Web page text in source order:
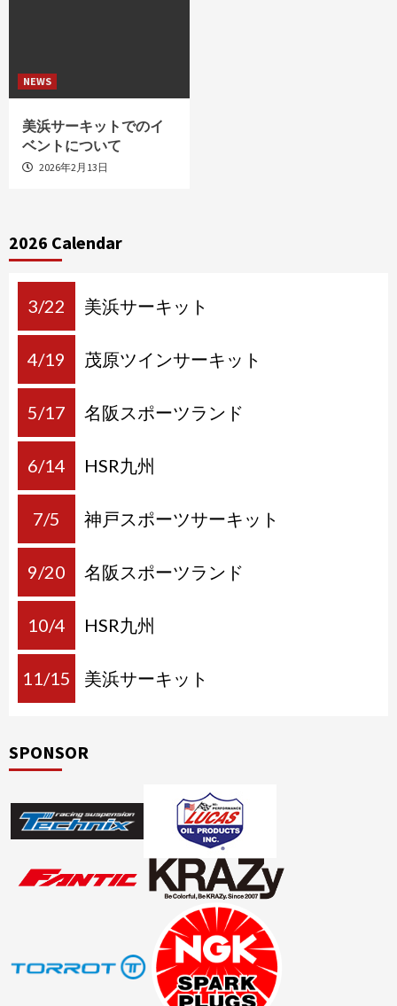
NEWS
美浜サーキットでのイ
ベントについて
2026年2月13日
2026 Calendar
3/22 美浜サーキット
4/19 茂原ツインサーキット
5/17 名阪スポーツランド
6/14 HSR九州
7/5 神戸スポーツサーキット
9/20 名阪スポーツランド
10/4 HSR九州
11/15 美浜サーキット
SPONSOR